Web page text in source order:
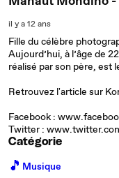
il y a 12 ans
Fille du célèbre
Aujourd’hui, à l’âge de
réalisé par son père, est
Retrouvez l'article sur
Facebook :
Twitter :
Catégorie
🎵 Musique